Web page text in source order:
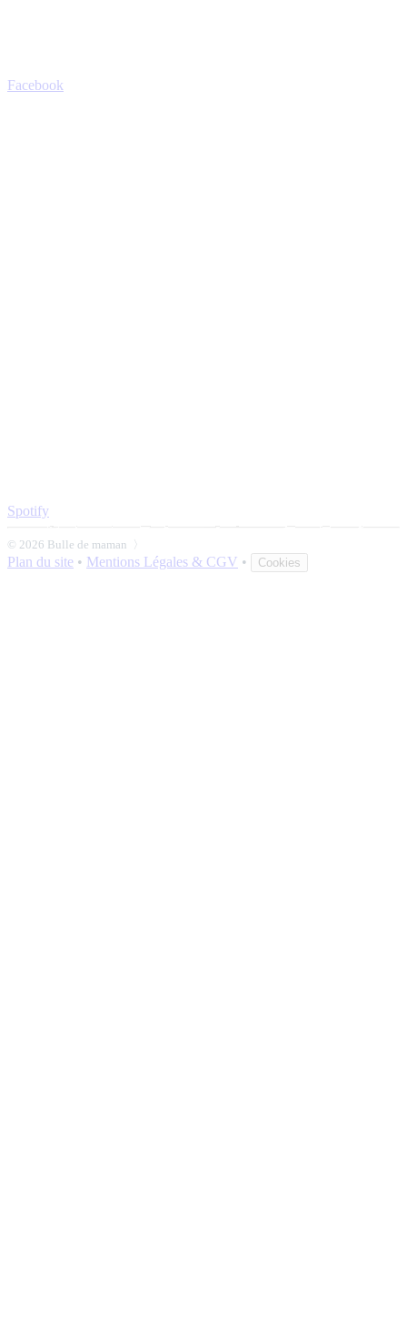
Facebook
Spotify
© 2026 Bulle de maman 〉
Plan du site • Mentions Légales & CGV • Cookies